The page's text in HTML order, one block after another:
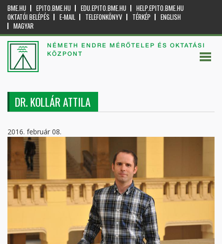
BME.HU EPITO.BME.HU EDU.EPITO.BME.HU
HELP.EPITO.BME.HU
OKTATÓI BELÉPÉS
E-MAIL TELEFONKÖNYV TÉRKÉP
ENGLISH
MAGYAR
NÉMETH ENDRE MÉRŐTELEP ÉS OKTATÁSI
KÖZPONT
DR. KOLLÁR ATTILA
2016. február 08.